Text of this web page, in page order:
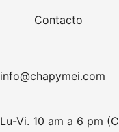
Contacto
info@chapymei.com
Lu-Vi. 10 am a 6 pm